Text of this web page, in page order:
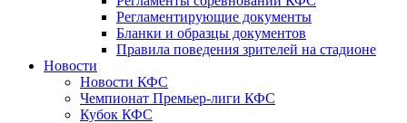
Регламентирующие документы
Бланки и образцы документов
Правила поведения зрителей на стадионе
Новости
Новости КФС
Чемпионат Премьер-лиги КФС
Кубок КФС